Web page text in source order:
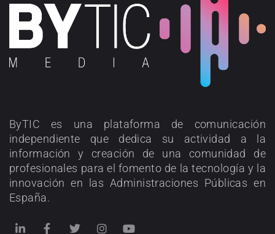
ByTIC es una plataforma de comunicación
independiente que dedica su actividad a la
información y creación de una comunidad de
profesionales para el fomento de la tecnología y la
innovación en las Administraciones Públicas en
España.